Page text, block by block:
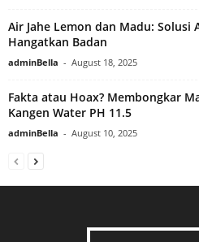
Air Jahe Lemon dan Madu: Solusi
Hangatkan Badan
adminBella - August 18, 2025
Fakta atau Hoax? Membongkar
Kangen Water PH 11.5
adminBella - August 10, 2025